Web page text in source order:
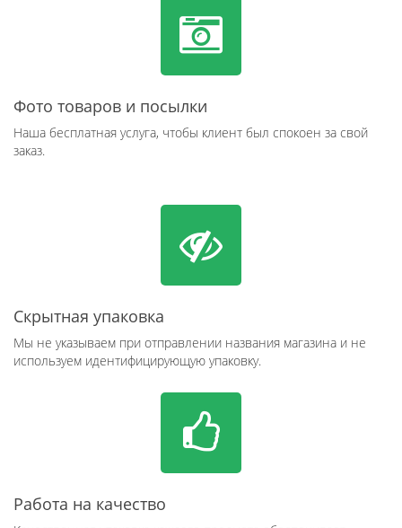
Фото товаров и посылки
Наша бесплатная услуга, чтобы клиент был спокоен за свой
заказ.
Скрытная упаковка
Мы не указываем при отправлении названия магазина и не
используем идентифицирующую упаковку.
Работа на качество